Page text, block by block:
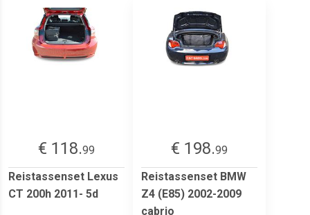
€ 118.99
Reistassenset Lexus
CT 200h 2011- 5d
€ 198.99
Reistassenset BMW
Z4 (E85) 2002-2009
cabrio